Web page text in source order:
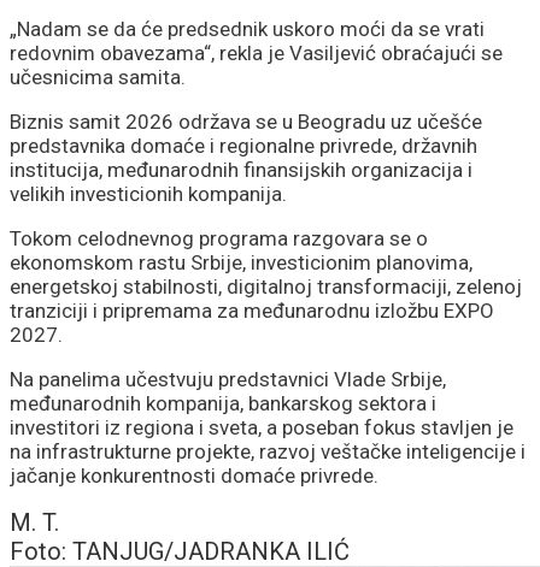
„Nadam se da će predsednik uskoro moći da se vrati
redovnim obavezama“, rekla je Vasiljević obraćajući se
učesnicima samita.
Biznis samit 2026 održava se u Beogradu uz učešće
predstavnika domaće i regionalne privrede, državnih
institucija, međunarodnih finansijskih organizacija i
velikih investicionih kompanija.
Tokom celodnevnog programa razgovara se o
ekonomskom rastu Srbije, investicionim planovima,
energetskoj stabilnosti, digitalnoj transformaciji, zelenoj
tranziciji i pripremama za međunarodnu izložbu EXPO
2027.
Na panelima učestvuju predstavnici Vlade Srbije,
međunarodnih kompanija, bankarskog sektora i
investitori iz regiona i sveta, a poseban fokus stavljen je
na infrastrukturne projekte, razvoj veštačke inteligencije i
jačanje konkurentnosti domaće privrede.
M. T.
Foto: TANJUG/JADRANKA ILIĆ